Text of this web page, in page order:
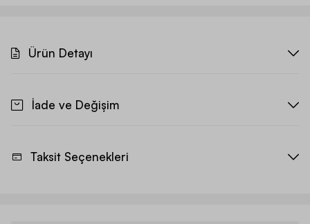
Ürün Detayı
İade ve Değişim
Taksit Seçenekleri